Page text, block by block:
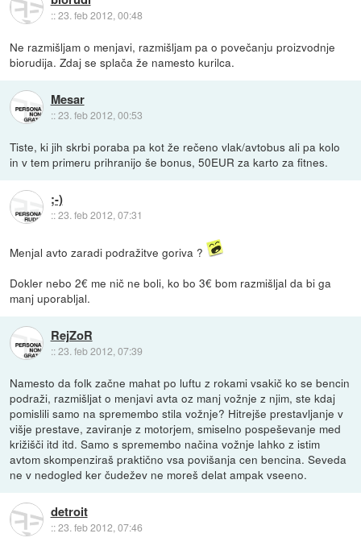
::23. feb 2012, 00:48
Ne razmišljam o menjavi, razmišljam pa o povečanju proizvodnje
biorudija. Zdaj se splača že namesto kurilca.
Mesar
::23. feb 2012, 00:53
Tiste, ki jih skrbi poraba pa kot že rečeno vlak/avtobus ali pa kolo
in v tem primeru prihranijo še bonus, 50EUR za karto za fitnes.
;-)
::23. feb 2012, 07:31
Menjal avto zaradi podražitve goriva ?
Dokler nebo 2€ me nič ne boli, ko bo 3€ bom razmišljal da bi ga
manj uporabljal.
RejZoR
::23. feb 2012, 07:39
Namesto da folk začne mahat po luftu z rokami vsakič ko se bencin
podraži, razmišljat o menjavi avta oz manj vožnje z njim, ste kdaj
pomislili samo na spremembo stila vožnje? Hitrejše prestavljanje v
višje prestave, zaviranje z motorjem, smiselno pospeševanje med
križišči itd itd. Samo s spremembo načina vožnje lahko z istim
avtom skompenziraš praktično vsa povišanja cen bencina. Seveda
ne v nedogled ker čudežev ne moreš delat ampak vseeno.
detroit
::23. feb 2012, 07:46